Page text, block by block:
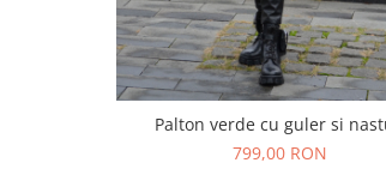
Palton verde cu guler si
799,00 RON